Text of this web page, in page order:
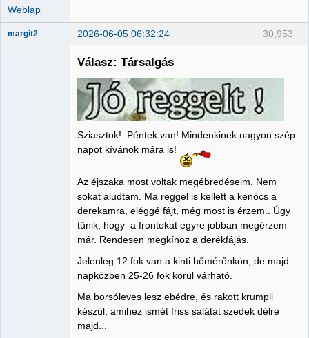
Weblap
30,953
margit2 2026-06-05 06:32:24
Válasz: Társalgás
Sziasztok! Péntek van! Mindenkinek nagyon szép
napot kívánok mára is!
Az éjszaka most voltak megébredéseim. Nem
sokat aludtam. Ma reggel is kellett a kenőcs a
derekamra, eléggé fájt, még most is érzem.. Úgy
tűnik, hogy a frontokat egyre jobban megérzem
már. Rendesen megkínoz a derékfájás.
Jelenleg 12 fok van a kinti hőmérőnkön, de majd
napközben 25-26 fok körül várható.
Ma borsóleves lesz ebédre, és rakott krumpli
készül, amihez ismét friss salátát szedek délre
majd...